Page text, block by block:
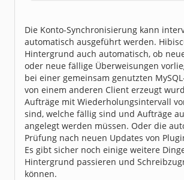
Die Konto-Synchronisierung kann
automatisch ausgeführt werden.
Hintergrund auch automatisch, ob
oder neue fällige Überweisungen
bei einer gemeinsam genutzten
von einem anderen Client erzeugt
Aufträge mit Wiederholungsintervall
sind, welche fällig sind und Aufträge
angelegt werden müssen. Oder die
Prüfung nach neuen Updates von
Es gibt sicher noch einige weitere
Hintergrund passieren und
können.